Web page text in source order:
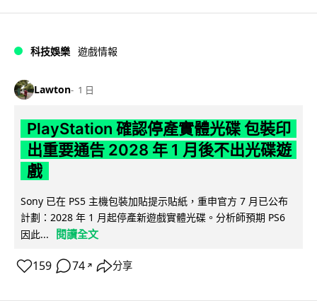
科技娛樂 遊戲情報
Lawton 1 日
PlayStation 確認停產實體光碟 包裝印
出重要通告 2028 年 1 月後不出光碟遊
戲
Sony 已在 PS5 主機包裝加貼提示貼紙，重申官方 7 月已公布
計劃：2028 年 1 月起停產新遊戲實體光碟。分析師預期 PS6
因此...
閱讀全文
159 74 ↗ 分享